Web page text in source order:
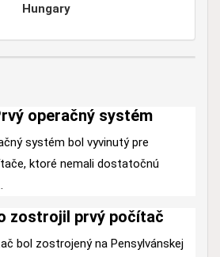
Hungary
operačný systém
systém bol vyvinutý pre
ktoré nemali dostatočnú
zostrojil prvý počítač
bol zostrojený na Pensylvánskej